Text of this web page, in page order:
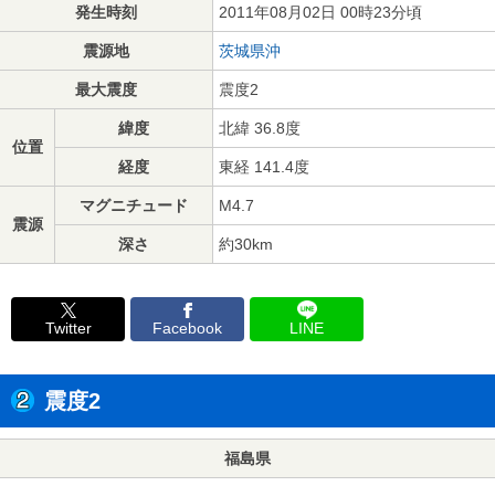
発生時刻 2011年08月02日 00時23分頃
震源地 茨城県沖
最大震度 震度2
位置
緯度 北緯 36.8度
経度 東経 141.4度
震源
マグニチュード M4.7
深さ 約30km
Twitter Facebook LINE
震度2
福島県